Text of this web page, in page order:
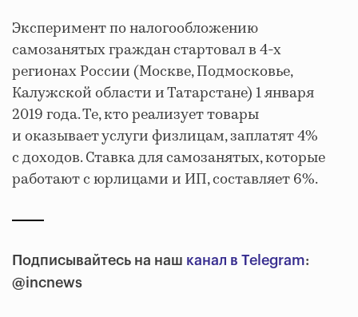
Эксперимент по налогообложению
самозанятых граждан стартовал в 4-х
регионах России (Москве, Подмосковье,
Калужской области и Татарстане) 1 января
2019 года. Те, кто реализует товары
и оказывает услуги физлицам, заплатят 4%
с доходов. Ставка для самозанятых, которые
работают с юрлицами и ИП, составляет 6%.
Подписывайтесь на наш канал в Telegram:
@incnews